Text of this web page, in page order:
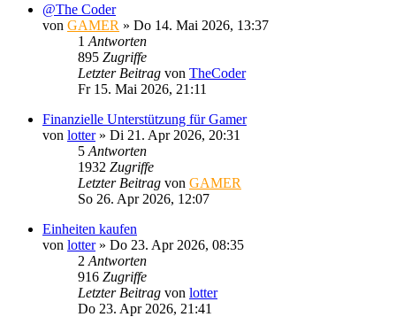
@The Coder
von GAMER » Do 14. Mai 2026, 13:37
1 Antworten
895 Zugriffe
Letzter Beitrag von TheCoder
Fr 15. Mai 2026, 21:11
Finanzielle Unterstützung für Gamer
von lotter» Di 21. Apr 2026, 20:31
5 Antworten
1932 Zugriffe
Letzter Beitrag von GAMER
So 26. Apr 2026, 12:07
Einheiten kaufen
von lotter» Do 23. Apr 2026, 08:35
2 Antworten
916 Zugriffe
Letzter Beitrag von lotter
Do 23. Apr 2026, 21:41